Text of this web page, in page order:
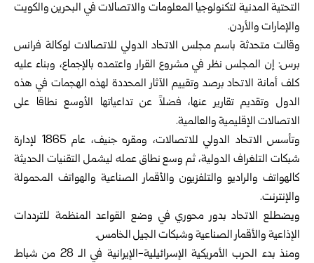
التحتية المدنية لتكنولوجيا المعلومات والاتصالات في البحرين والكويت
والإمارات والأردن.
وقالت متحدثة باسم مجلس الاتحاد الدولي للاتصالات لوكالة فرانس
برس: إن المجلس نظر في مشروع القرار واعتمده بالإجماع، وبناء عليه
كلف أمانة الاتحاد برصد وتقييم الآثار المحددة لهذه الهجمات في هذه
الدول وتقديم تقارير عنها، فضلاً عن تداعياتها الأوسع نطاقا على
الاتصالات الإقليمية والعالمية.
وتأسس الاتحاد الدولي للاتصالات، ومقره جنيف، عام 1865 لإدارة
شبكات التلغراف الدولية، ثم وسع نطاق عمله ليشمل التقنيات الحديثة
كالهواتف والراديو والتلفزيون والأقمار الصناعية والهواتف المحمولة
والإنترنت.
ويضطلع الاتحاد بدور محوري في وضع القواعد المنظمة للترددات
الإذاعية والأقمار الصناعية وشبكات الجيل الخامس.
ومنذ بدء الحرب الأمريكية الإسرائيلية-الإيرانية في الـ 28 من شباط